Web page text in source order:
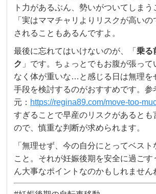
ト力があるぶん、勢いがついてしまう
「実はママチャリよりリスクが高い
されることもあるんですよ。
最後に忘れてはいけないのが、「乗る
ク 」です。ちょっとでもお腹が張って
なく体が重いな…と感じる日は無理を
手段を検討するのがおすすめです。参
元： https://regina89.com/move-too-
すぎることで早産のリスクがあるとも
ので、慎重な判断が求められます。
「無理せず、今の自分にとってベスト
こと。それが妊娠後期を安全に過ごす
ん大事なポイントなのかもしれません